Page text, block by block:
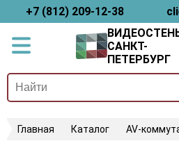
+7 (812) 209-12-38
САНКТ-
ПЕТЕРБУРГ
Главная Каталог AV-